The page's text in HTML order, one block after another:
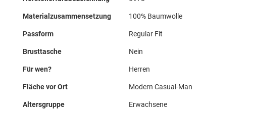
Materialzusammensetzung 100% Baumwolle
Passform Regular Fit
Brusttasche Nein
Für wen? Herren
Fläche vor Ort Modern Casual-Man
Altersgruppe Erwachsene